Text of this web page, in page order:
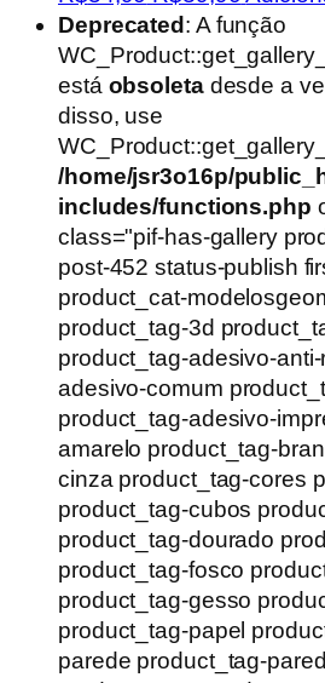
preço
original
era:
R$54,90.
preço
atual
é:
Deprecated : A função
está obsoletadesde a
disso, use
/home/jsr3o16p/
includes/functions.php
class="pif-has-gallery
post-452 status-publish
product_cat-
product_tag-3d
product_tag-adesivo-
adesivo-comum
product_tag-adesivo-
amarelo product_tag-
cinza product_tag-cores
product_tag-cubos
product_tag-dourado
product_tag-fosco
product_tag-gesso
product_tag-papel
parede product_tag-